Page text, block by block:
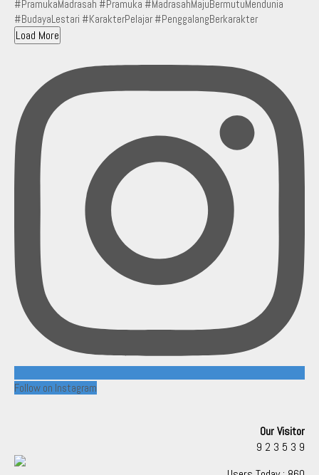
Load More
Follow on Instagram
Our Visitor
9 2 3 5 3 9